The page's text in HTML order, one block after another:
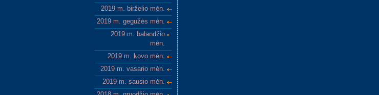
2019 m. birželio mėn.
2019 m. gegužės mėn.
2019 m. balandžio
mėn.
2019 m. kovo mėn.
2019 m. vasario mėn.
2019 m. sausio mėn.